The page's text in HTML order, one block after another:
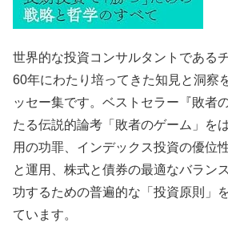
世界的な投資コンサルタントである
60年にわたり培ってきた知見と洞察
ッセー集です。ベストセラー『敗者
たる伝説的論考「敗者のゲーム」を
用の功罪、インデックス投資の優位
と運用、株式と債券の最適なバラン
功するための普遍的な「投資原則」
ています。